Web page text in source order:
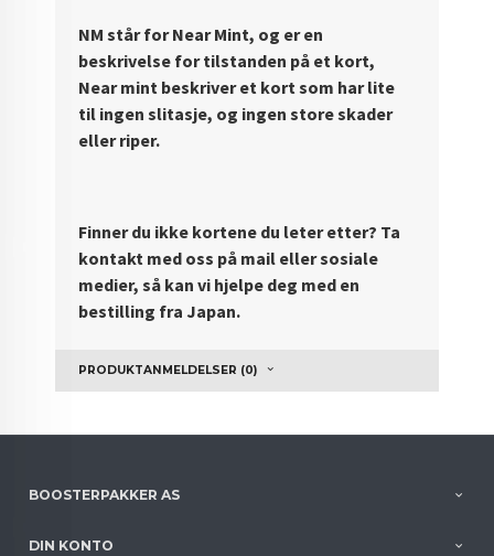
NM står for Near Mint, og er en
beskrivelse for tilstanden på et kort,
Near mint beskriver et kort som har lite
til ingen slitasje, og ingen store skader
eller riper.
Finner du ikke kortene du leter etter? Ta
kontakt med oss på mail eller sosiale
medier, så kan vi hjelpe deg med en
bestilling fra Japan.
PRODUKTANMELDELSER (0)
BOOSTERPAKKER AS
DIN KONTO